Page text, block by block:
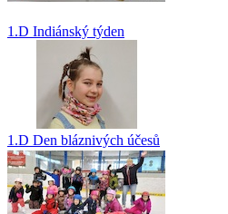
1.D Indiánský týden
1.D Den bláznivých účesů